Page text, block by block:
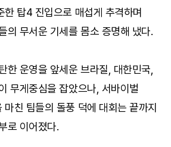
한 탑4 진입으로 매섭게 추격하며
의 무서운 기세를 몸소 증명해 냈다.
한 운영을 앞세운 브라질, 대한민국,
무게중심을 잡았으나, 서바이벌
마친 팀들의 돌풍 덕에 대회는 끝까지
로 이어졌다.